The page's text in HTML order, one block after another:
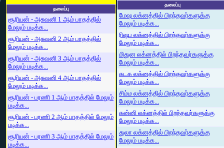
தலைப்பு
சூரியன் - அசுவனி 1 ஆம் பாதத்தில்
மேலும் படிக்க...
சூரியன் - அசுவனி 2 ஆம் பாதத்தில்
மேலும் படிக்க...
சூரியன் - அசுவனி 3 ஆம் பாதத்தில்
மேலும் படிக்க...
சூரியன் - அசுவனி 4 ஆம் பாதத்தில்
மேலும் படிக்க...
சூரியன் - பரணி 1 ஆம் பாதத்தில் மேலும்
படிக்க...
சூரியன் - பரணி 2 ஆம் பாதத்தில் மேலும்
படிக்க...
சூரியன் - பரணி 3 ஆம் பாதத்தில் மேலும்
படிக்க...
தலைப்பு
மேஷ லக்னத்தில் பிறந்தவர்களுக்கு
மேலும் படிக்க...
ரிஷப லக்னத்தில் பிறந்தவர்களுக்கு
மேலும் படிக்க...
மிதுன லக்னத்தில் பிறந்தவர்களுக்கு
மேலும் படிக்க...
கடக லக்னத்தில் பிறந்தவர்களுக்கு
மேலும் படிக்க...
சிம்ம லக்னத்தில் பிறந்தவர்களுக்கு
மேலும் படிக்க...
கன்னி லக்னத்தில் பிறந்தவர்களுக்கு
மேலும் படிக்க...
துலா லக்னத்தில் பிறந்தவர்களுக்கு
மேலும் படிக்க...